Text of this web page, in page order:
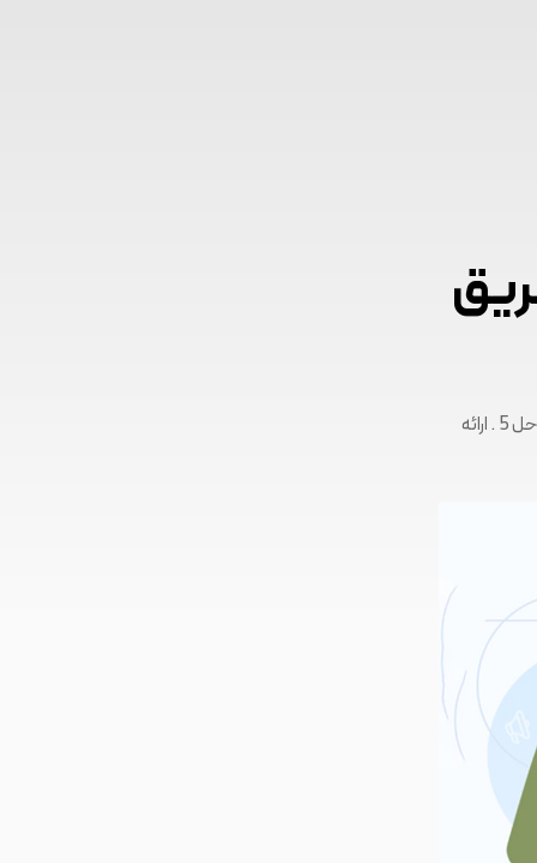
نحوه پاسخگویی به شکایات مشتری · 1. گوش دادن به شکایت · 2. عذرخواهی از مشتری · 3. سوال پرسیدن · 4. تدوین راه حل 5 . ارائه